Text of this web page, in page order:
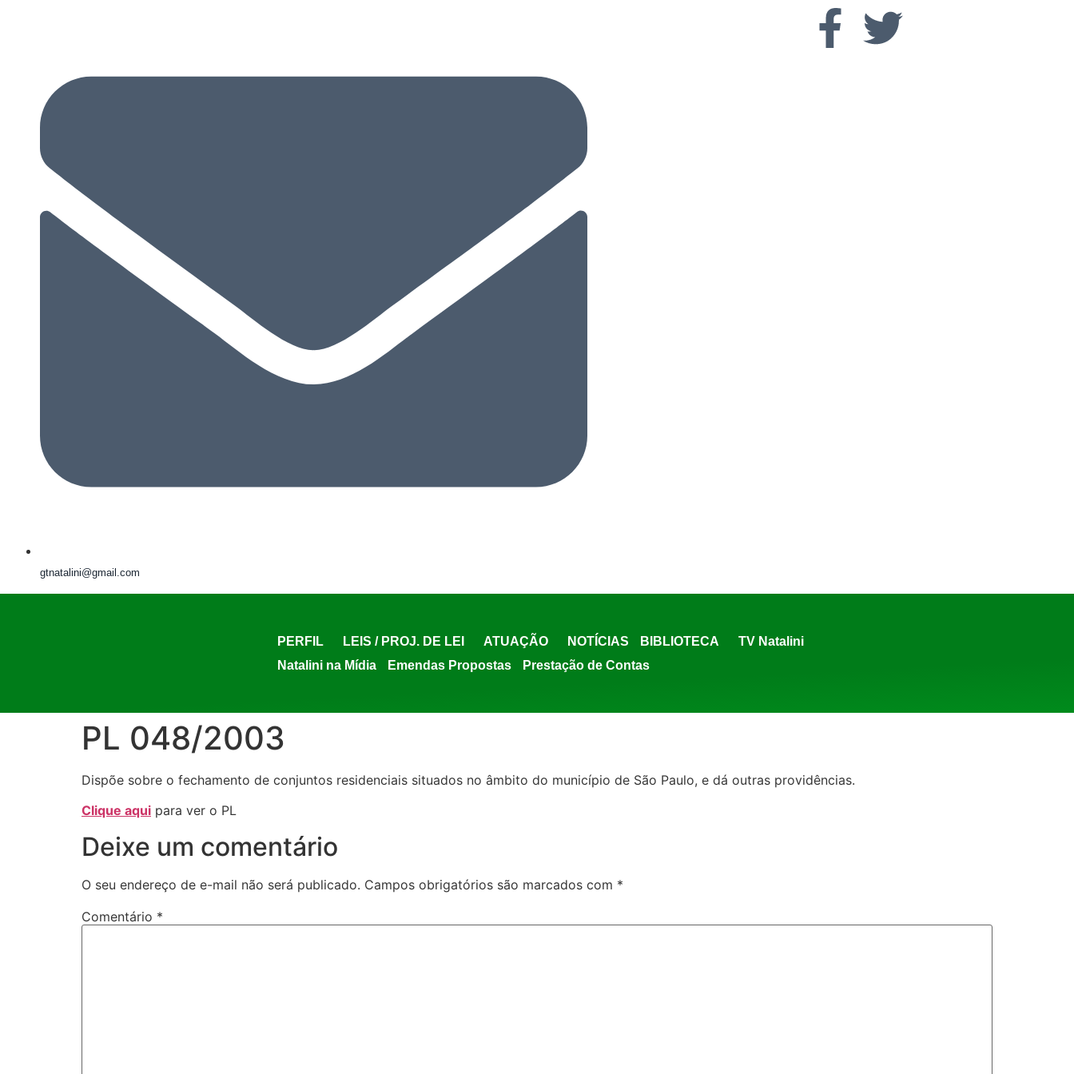
gtnatalini@gmail.com
PERFIL LEIS / PROJ. DE LEI ATUAÇÃO NOTÍCIAS BIBLIOTECA
TV Natalini
Natalini na Mídia
Emendas Propostas Prestação de Contas
PL 048/2003
Dispõe sobre o fechamento de conjuntos residenciais situados no âmbito do município de São Paulo, e dá outras providências.
Clique aqui para ver o PL
Deixe um comentário
O seu endereço de e-mail não será publicado. Campos obrigatórios são marcados com *
Comentário *